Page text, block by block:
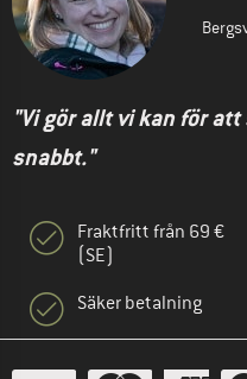
"Vi gör allt vi kan för
snabbt."
Fraktfritt från 69 €
(SE)
Säker betalning